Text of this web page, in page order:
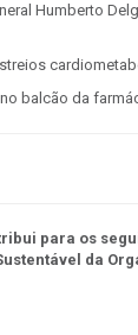
Humberto
balcão da
para os
da